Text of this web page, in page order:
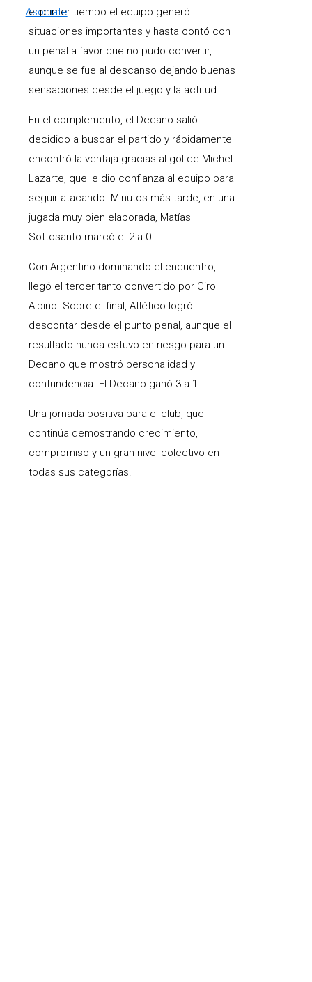
Asociate
el primer tiempo el equipo generó
situaciones importantes y hasta contó con
un penal a favor que no pudo convertir,
aunque se fue al descanso dejando buenas
sensaciones desde el juego y la actitud.
En el complemento, el Decano salió
decidido a buscar el partido y rápidamente
encontró la ventaja gracias al gol de Michel
Lazarte, que le dio confianza al equipo para
seguir atacando. Minutos más tarde, en una
jugada muy bien elaborada, Matías
Sottosanto marcó el 2 a 0.
Con Argentino dominando el encuentro,
llegó el tercer tanto convertido por Ciro
Albino. Sobre el final, Atlético logró
descontar desde el punto penal, aunque el
resultado nunca estuvo en riesgo para un
Decano que mostró personalidad y
contundencia. El Decano ganó 3 a 1.
Una jornada positiva para el club, que
continúa demostrando crecimiento,
compromiso y un gran nivel colectivo en
todas sus categorías.